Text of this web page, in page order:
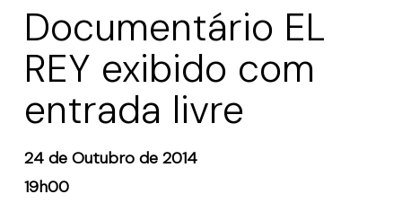
Documentário EL
REY exibido com
entrada livre
24 de Outubro de 2014
19h00